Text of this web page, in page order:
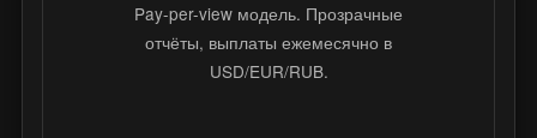
Pay-per-view модель. Прозрачные
отчёты, выплаты ежемесячно в
USD/EUR/RUB.